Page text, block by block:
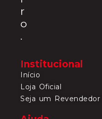
r
o
.
Institucional
Início
Loja Oficial
Seja um Revendedor